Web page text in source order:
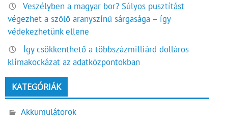
Veszélyben a magyar bor? Súlyos pusztítást
végezhet a szőlő aranyszínű sárgasága – így
védekezhetünk ellene
Így csökkenthető a többszázmilliárd dolláros
klímakockázat az adatközpontokban
KATEGÓRIÁK
Akkumulátorok